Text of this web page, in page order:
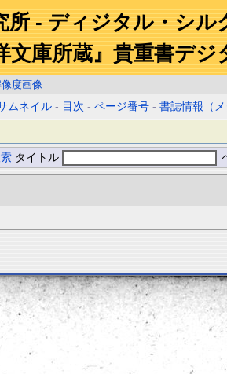
所 - ディジタル・シ
文庫所蔵』貴重書デジ
度画像
ムネイル - 目次 -ページ番号 -書誌情報（メ
タイトル